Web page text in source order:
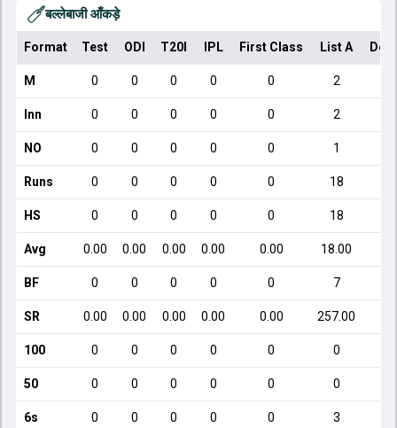
बल्लेबाजी आँकड़े
Format Test ODI T20I IPL First Class List A
M 0 0 0 0 0 2
Inn 0 0 0 0 0 2
NO 0 0 0 0 0 1
Runs 0 0 0 0 0 18
HS 0 0 0 0 0 18
Avg 0.00 0.00 0.00 0.00 0.00 18.00
BF 0 0 0 0 0 7
SR 0.00 0.00 0.00 0.00 0.00 257.00
100 0 0 0 0 0 0
50 0 0 0 0 0 0
6s 0 0 0 0 0 3